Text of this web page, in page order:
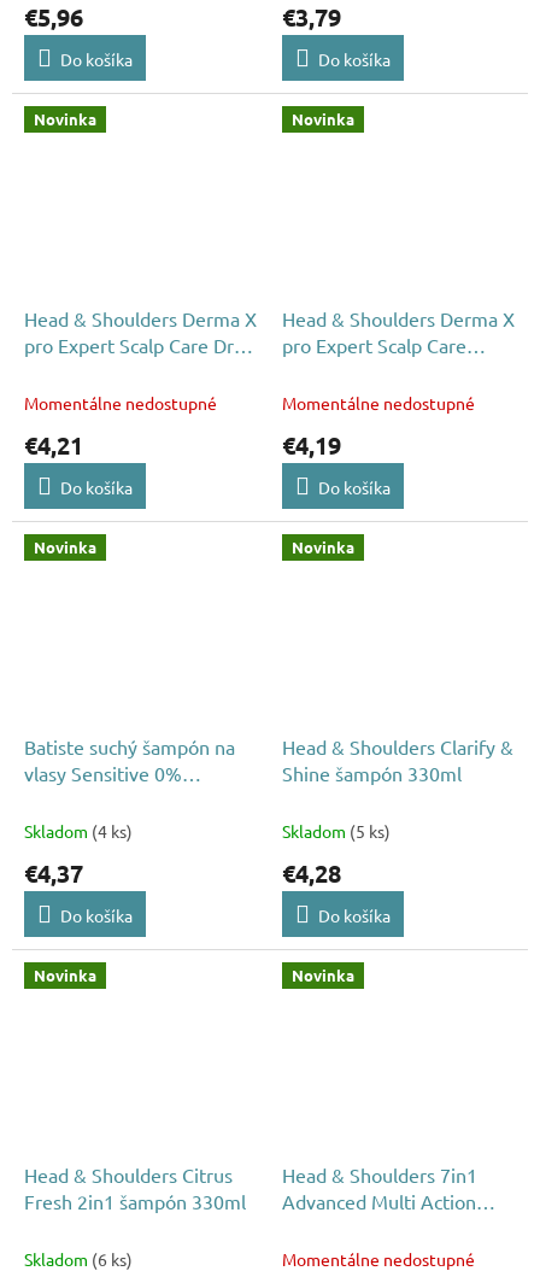
€5,96
Do košíka
€3,79
Do košíka
Novinka
Head & Shoulders Derma X
pro Expert Scalp Care Dry
šampón 300ml
Momentálne nedostupné
€4,21
Do košíka
Novinka
Head & Shoulders Derma X
pro Expert Scalp Care
Momentálne nedostupné
€4,19
Do košíka
Novinka
Batiste suchý šampón na
vlasy Sensitive 0%
Skladom (4 ks)
€4,37
Do košíka
Novinka
Head & Shoulders Clarify &
Shine šampón 330ml
Skladom (5 ks)
€4,28
Do košíka
Novinka
Head & Shoulders Citrus
Fresh 2in1 šampón 330ml
Skladom (6 ks)
Novinka
Head & Shoulders 7in1
Advanced Multi Action
Momentálne nedostupné